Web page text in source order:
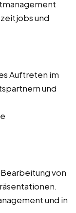
und
Auftreten im
und
von
und in